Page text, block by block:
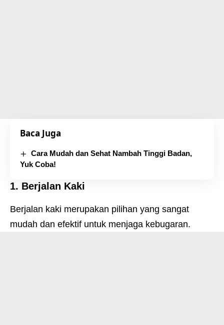
Baca Juga
Cara Mudah dan Sehat Nambah Tinggi Badan,
Yuk Coba!
1. Berjalan Kaki
Berjalan kaki merupakan pilihan yang sangat
mudah dan efektif untuk menjaga kebugaran.